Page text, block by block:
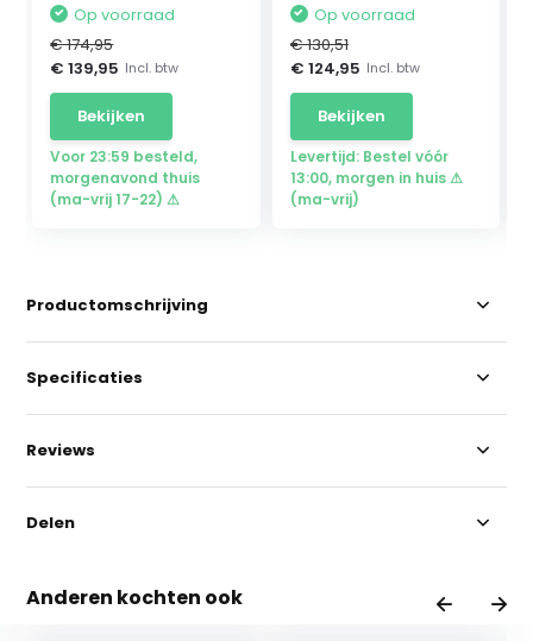
Op voorraad
€ 174,95
€ 139,95 Incl. btw
Bekijken
Voor 23:59 besteld,
morgenavond thuis
(ma-vrij 17-22) ⚠
Op voorraad
€ 130,51
€ 124,95 Incl. btw
Bekijken
Levertijd: Bestel vóór
13:00, morgen in huis ⚠
(ma-vrij)
Productomschrijving
Specificaties
Reviews
Delen
Anderen kochten ook